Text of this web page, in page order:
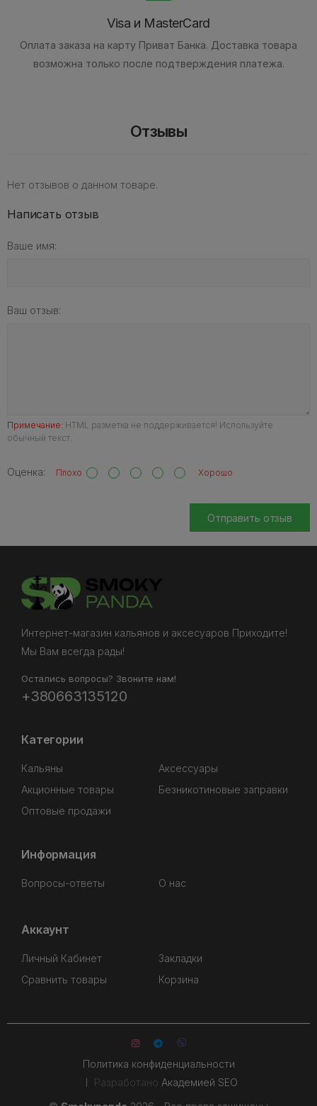
Visa и MasterCard
Оплата заказа на карту Приват Банка. Доставка товара
возможна только после подтверждения платежа.
Отзывы
Нет отзывов о данном товаре.
Написать отзыв
Ваше имя:
Ваш отзыв:
Примечание: HTML разметка не поддерживается! Используйте
обычный текст.
Оценка: Плохо Хорошо
Отправить отзыв
Интернет-магазин кальянов и аксесуаров Приходите!
Мы Вам всегда рады!
Остались вопросы? Звоните нам!
+380663135120
Категории
Кальяны
Аксессуары
Акционные товары
Безникотиновые заправки
Оптовые продажи
Информация
Вопросы-ответы О нас
Аккаунт
Личный Кабинет
Закладки
Сравнить товары
Корзина
Политика конфиденциальности
Разработано Академией SEO